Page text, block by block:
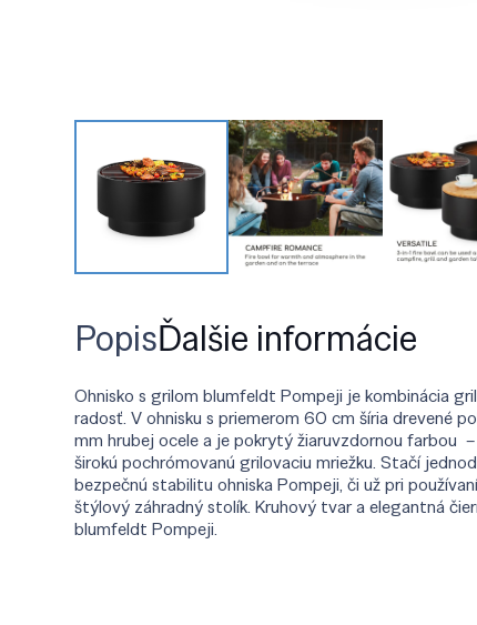
PopisĎalšie informácie
Ohnisko s grilom blumfeldt Pompeji je kombinácia
radosť. V ohnisku s priemerom 60 cm šíria drevené
mm hrubej ocele a je pokrytý žiaruvzdornou farbou
širokú pochrómovanú grilovaciu mriežku. Stačí
bezpečnú stabilitu ohniska Pompeji, či už pri
štýlový záhradný stolík. Kruhový tvar a elegantná
blumfeldt Pompeji.